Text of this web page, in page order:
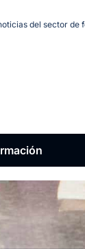
del sector de